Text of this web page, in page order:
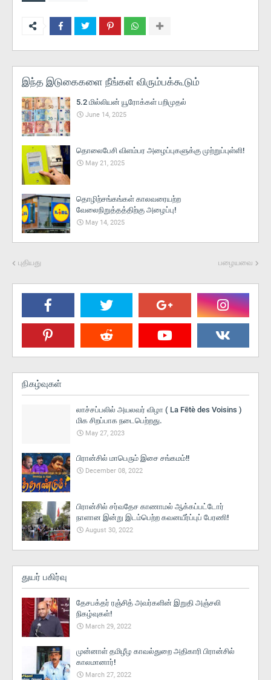
இந்த இடுகைகளை நீங்கள் விரும்பக்கூடும்
5.2 மில்லியன் யூரோக்கள் பறிமுதல்
June 14, 2025
தொலைபேசி விளம்பர அழைப்புகளுக்கு முற்றுப்புள்ளி!
May 21, 2025
தொழிற்சங்கங்கள் காலவரையற்ற
வேலைநிறுத்தத்திற்கு அழைப்பு!
May 14, 2025
புதியது பழையவை
நிகழ்வுகள்
லாச்சப்பலில் அயலவர் விழா ( La Fētè des Voisins )
மிக சிறப்பாக நடைபெற்றது.
May 27, 2023
பிரான்சில் மாபெரும் இசை சங்கமம்!!
December 08, 2022
பிரான்சில் சர்வதேச காணாமல் ஆக்கப்பட்டோர்
நாளான இன்று இடம்பெற்ற கவனயீர்ப்புப் பேரணி!
August 30, 2022
துயர் பகிர்வு
தேசபக்தர் ரஞ்சித் அவர்களின் இறுதி அஞ்சலி
நிகழ்வுகள்!
March 29, 2022
முன்னாள் தமிழீழ காவல்துறை அதிகாரி பிரான்சில்
காலமானார்!
March 27, 2022